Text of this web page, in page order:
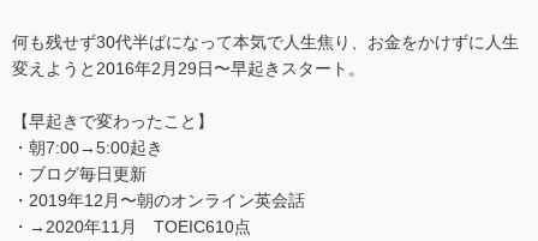
何も残せず30代半ばになって本気で人生焦り、お金をかけずに人生
変えようと2016年2月29日〜早起きスタート。
【早起きで変わったこと】
・朝7:00→5:00起き
・ブログ毎日更新
・2019年12月〜朝のオンライン英会話
・→2020年11月 TOEIC610点